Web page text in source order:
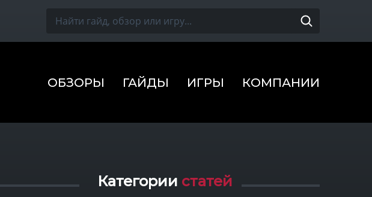
ОБЗОРЫ ГАЙДЫ ИГРЫ КОМПАНИИ
Категории статей